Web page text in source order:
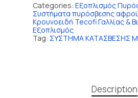
Categories: Εξοπλισμός
Συστήματα πυρόσβεσης
Κρουνοειδή Tecofi Γαλλίας &
Εξοπλισμός
Tag: ΣΥΣΤΗΜΑ ΚΑΤΑΣΒΕΣΗΣ
Description